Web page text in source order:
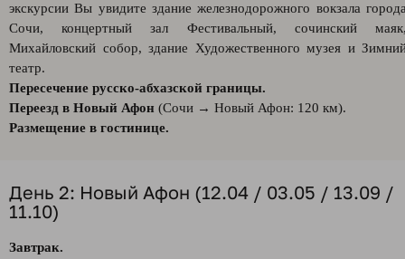
экскурсии Вы увидите здание железнодорожного вокзала
Сочи, концертный зал Фестивальный, сочинский
Михайловский собор, здание Художественного музея и
театр.
Пересечение русско-абхазской границы.
Переезд в Новый Афон (Сочи → Новый Афон: 120 км).
Размещение в гостинице.
День 2: Новый Афон (12.04 / 03.05 / 13.09 /
11.10)
Завтрак.